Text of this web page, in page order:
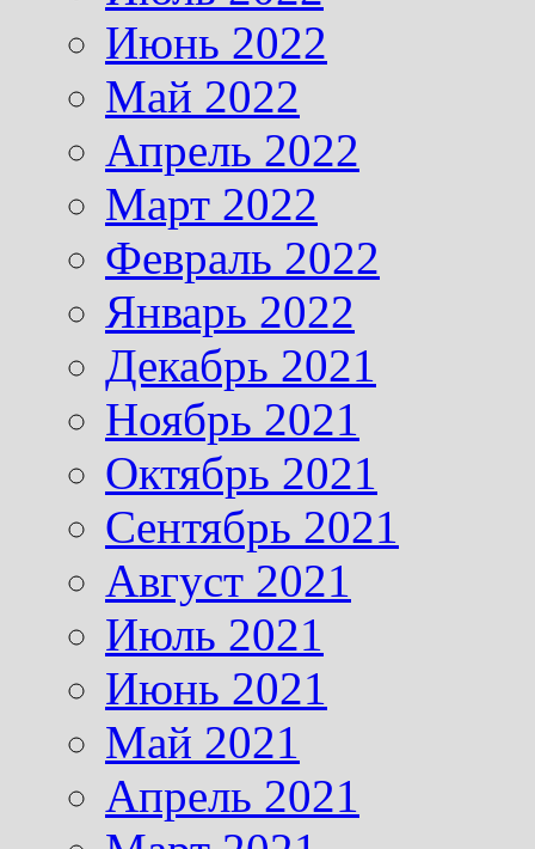
Июнь 2022
Май 2022
Апрель 2022
Март 2022
Февраль 2022
Январь 2022
Декабрь 2021
Ноябрь 2021
Октябрь 2021
Сентябрь 2021
Август 2021
Июль 2021
Июнь 2021
Май 2021
Апрель 2021